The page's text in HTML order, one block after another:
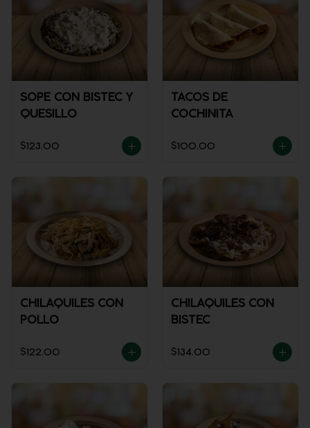
SOPE CON BISTEC Y
QUESILLO
$123.00
TACOS DE
COCHINITA
$100.00
CHILAQUILES CON
POLLO
$122.00
CHILAQUILES CON
BISTEC
$134.00